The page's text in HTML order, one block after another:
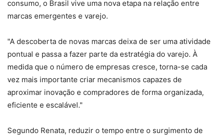
consumo, o Brasil vive uma nova etapa na relação entre
marcas emergentes e varejo.
"A descoberta de novas marcas deixa de ser uma atividade
pontual e passa a fazer parte da estratégia do varejo. À
medida que o número de empresas cresce, torna-se cada
vez mais importante criar mecanismos capazes de
aproximar inovação e compradores de forma organizada,
eficiente e escalável."
Segundo Renata, reduzir o tempo entre o surgimento de